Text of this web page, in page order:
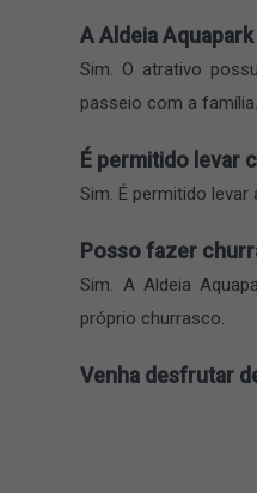
A Aldeia Aquapark
Sim. O atrativo
passeio com a família.
É permitido levar
Sim. É permitido levar
Posso fazer
Sim. A Aldeia
próprio churrasco.
Venha desfrutar